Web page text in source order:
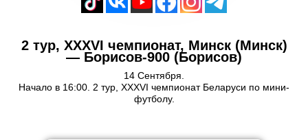
2 тур, XXXVI чемпионат, Минск (Минск)
— Борисов-900 (Борисов)
14 Сентября.
Начало в 16:00. 2 тур, XXXVI чемпионат Беларуси по мини-
футболу.